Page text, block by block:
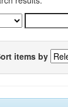
items by